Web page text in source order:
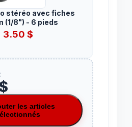
stéréo avec fiches
(1/8") - 6 pieds
3.50 $
les articles